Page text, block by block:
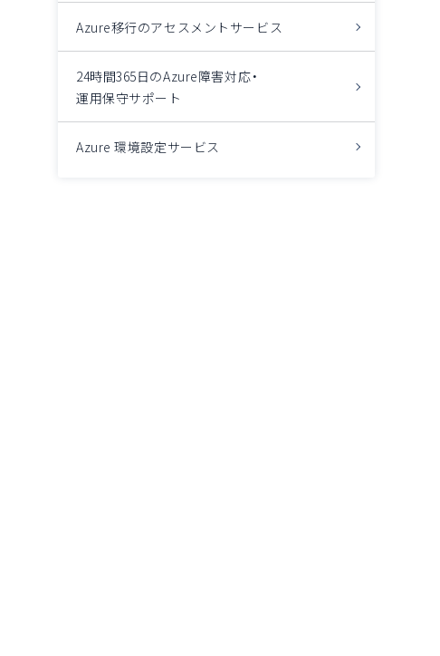
Azure移行のアセスメントサービス
24時間365日のAzure障害対応・
運用保守サポート
Azure 環境設定サービス